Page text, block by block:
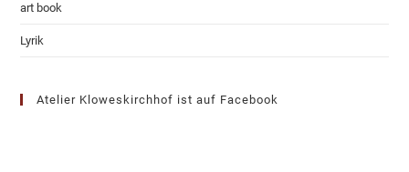
art book
Lyrik
Atelier Kloweskirchhof ist auf Facebook